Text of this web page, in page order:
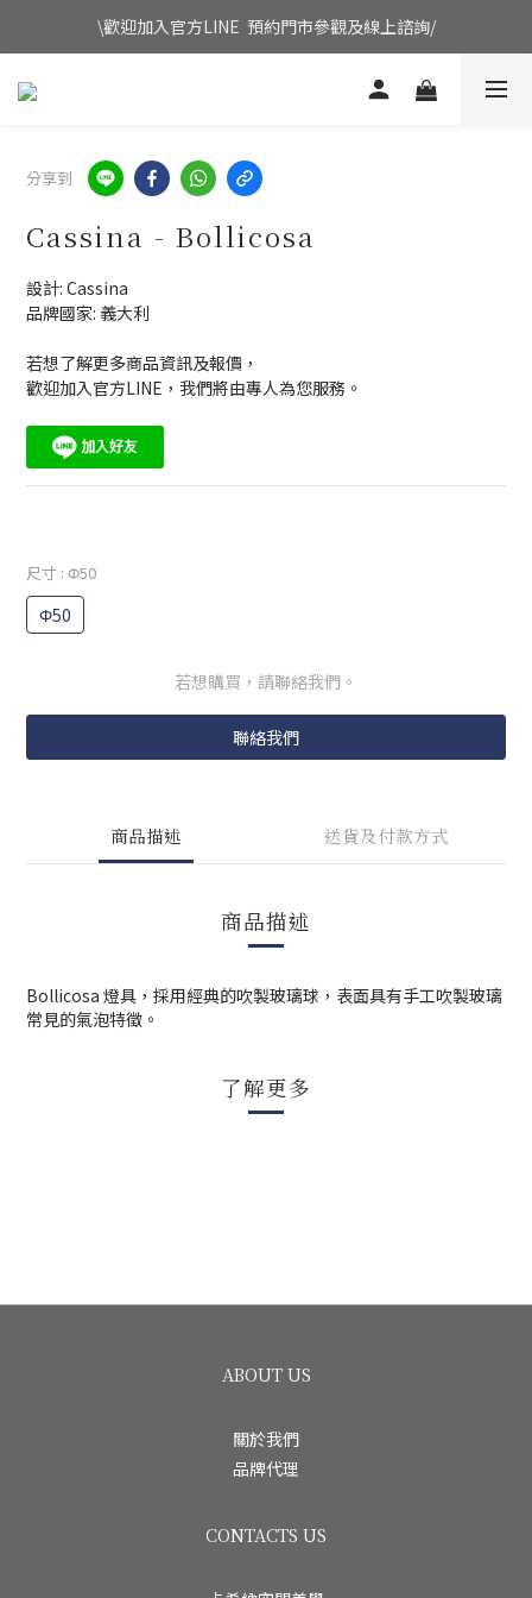
\歡迎加入官方LINE  預約門市參觀及線上諮詢/
分享到
Cassina - Bollicosa
設計: Cassina
品牌國家: 義大利
若想了解更多商品資訊及報價，
歡迎加入官方LINE，我們將由專人為您服務。
尺寸 : Φ50
Φ50
若想購買，請聯絡我們。
聯絡我們
商品描述 送貨及付款方式
商品描述
Bollicosa 燈具，採用經典的吹製玻璃球，表面具有手工吹製玻璃
常見的氣泡特徵。
了解更多
ABOUT US
關於我們
品牌代理
CONTACTS US